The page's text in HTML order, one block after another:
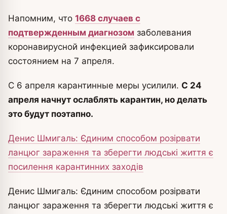
Напомним, что 1668 случаев с
подтвержденным диагнозом заболевания
коронавирусной инфекцией зафиксировали
состоянием на 7 апреля.
С 6 апреля карантинные меры усилили. С 24
апреля начнут ослаблять карантин, но делать
это будут поэтапно.
Денис Шмигаль: Єдиним способом розірвати
ланцюг зараження та зберегти людські життя є
посилення карантинних заходів
Денис Шмигаль: Єдиним способом розірвати
ланцюг зараження та зберегти людські життя є